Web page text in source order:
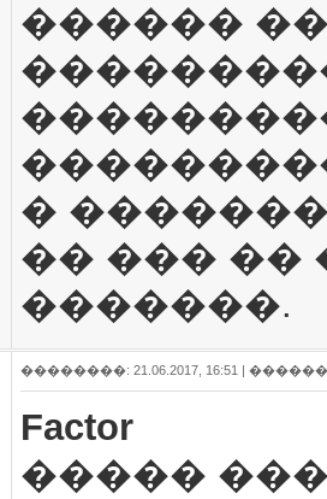
������
�
�� ��� ��
�������.
��������: 21.06.2017, 16:51 |
Factor
�����